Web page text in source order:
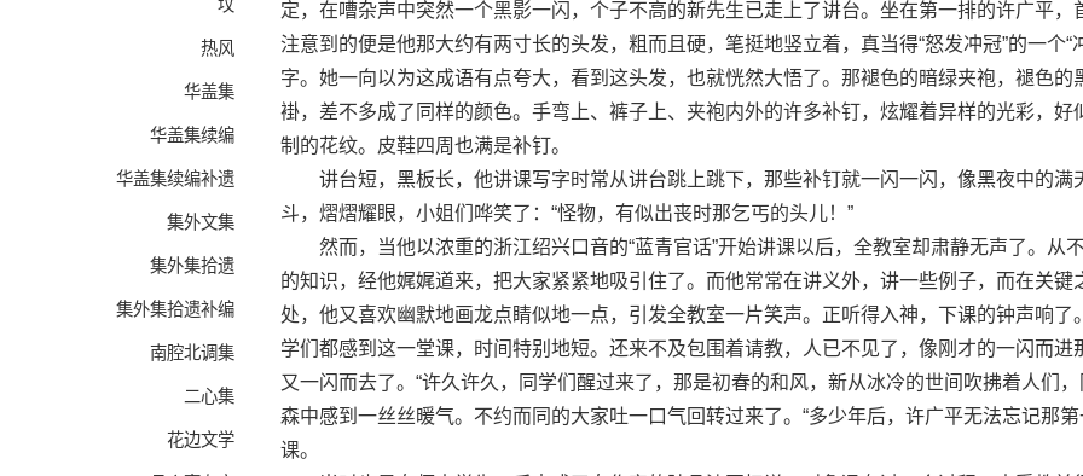
坟
热风
华盖集
华盖集续编
华盖集续编补遗
集外文集
集外集拾遗
集外集拾遗补编
南腔北调集
二心集
花边文学
定，在嘈杂声中突然一个黑影一闪，个子不高的新先生已走上了讲台。坐在第一排的许广平，
注意到的便是他那大约有两寸长的头发，粗而且硬，笔挺地竖立着，真当得“怒发冲冠”的一个“
字。她一向以为这成语有点夸大，看到这头发，也就恍然大悟了。那褪色的暗绿夹袍，褪色的
褂，差不多成了同样的颜色。手弯上、裤子上、夹袍内外的许多补钉，炫耀着异样的光彩，好
制的花纹。皮鞋四周也满是补钉。
讲台短，黑板长，他讲课写字时常从讲台跳上跳下，那些补钉就一闪一闪，像黑夜中的满
斗，熠熠耀眼，小姐们哗笑了：“怪物，有似出丧时那乞丐的头儿！”
然而，当他以浓重的浙江绍兴口音的“蓝青官话”开始讲课以后，全教室却肃静无声了。从
的知识，经他娓娓道来，把大家紧紧地吸引住了。而他常常在讲义外，讲一些例子，而在关键
处，他又喜欢幽默地画龙点睛似地一点，引发全教室一片笑声。正听得入神，下课的钟声响了
学们都感到这一堂课，时间特别地短。还来不及包围着请教，人已不见了，像刚才的一闪而进
又一闪而去了。“许久许久，同学们醒过来了，那是初春的和风，新从冰冷的世间吹拂着人们
森中感到一丝丝暖气。不约而同的大家吐一口气回转过来了。“多少年后，许广平无法忘记那第
课。